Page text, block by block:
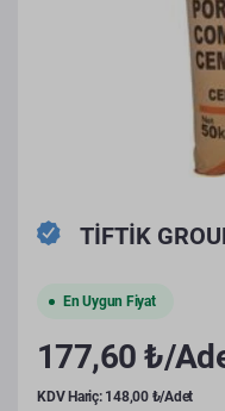
TİFTİK
En Uygun Fiyat
177,60 ₺/
KDV Hariç: 148,00 ₺/Adet